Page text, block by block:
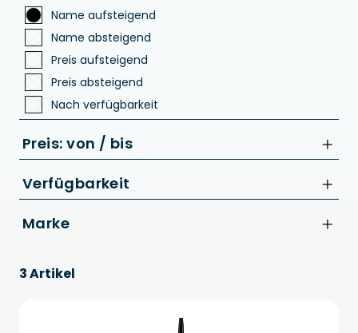
Name aufsteigend
Name absteigend
Preis aufsteigend
Preis absteigend
Nach verfügbarkeit
Preis: von / bis
Verfügbarkeit
Marke
CUBE
3 Artikel